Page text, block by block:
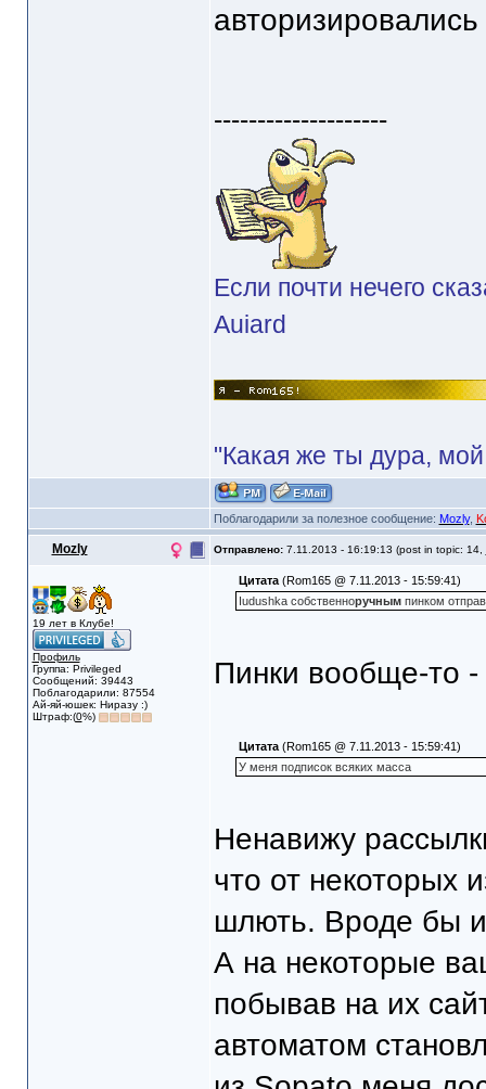
авторизировались
--------------------
Если почти нечего
Auiard
"Какая же ты дура,
Поблагодарили за полезное сообщение: Mozly,
Mozly Отправлено: 7.11.2013 - 16:19:13 (post in topic: 14,
19 лет в Клубе!
Профиль
Группа: Privileged
Сообщений: 39443
Поблагодарили: 87554
Ай-яй-юшек: Ниразу :)
Штраф:(0%)
Цитата(Rom165 @ 7.11.2013 - 15:59:41)
Iudushka собственноручнымпинком
Пинки вообще-то -
Цитата(Rom165 @ 7.11.2013 - 15:59:41)
У меня подписок всяких масса
Ненавижу
что от некоторых
шлють. Вроде бы
А на некоторые
побывав на их
автоматом